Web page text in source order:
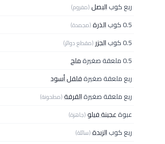
ربع كوبالبصل(مفروم)
0.5 كوب الذرة(مجمدة)
0.5 كوب الجزر (مقطع دوائر)
0.5 ملعقة صغيرة
ملح
ربع ملعقة صغيرةفلفل أسود
ربع ملعقة صغيرةالقرفة(مطحونة)
عبوةعجينة فيلو(جاهزة)
ربع كوبالزبدة(سائلة)